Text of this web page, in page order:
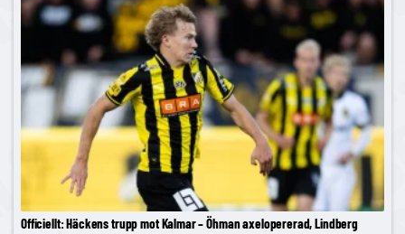
Officiellt: Häckens trupp mot Kalmar – Öhman axelopererad, Lindberg